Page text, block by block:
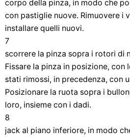
corpo della pinza, in modo che
con pastiglie nuove. Rimuovere i
installare quelli nuovi.
7
scorrere la pinza sopra i rotori di
Fissare la pinza in posizione, con
stati rimossi, in precedenza, con
Posizionare la ruota sopra i
loro, insieme con i dadi.
8
jack al piano inferiore, in modo